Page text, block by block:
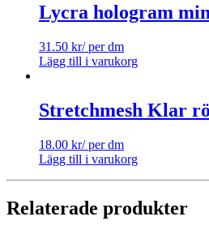
Lycra hologram
31.50 kr/ per dm
Lägg till i varukorg
Stretchmesh Klar
18.00 kr/ per dm
Lägg till i varukorg
Relaterade produkter